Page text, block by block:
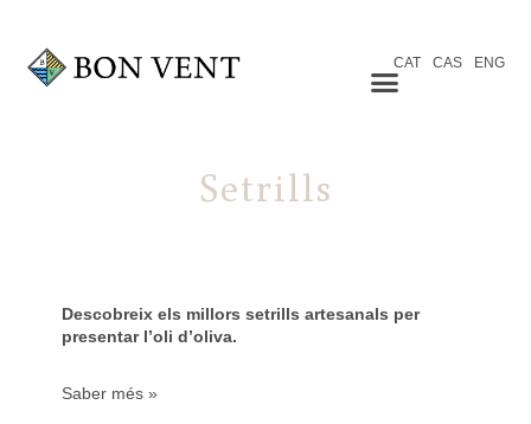
CAT CAS ENG
Setrills
Descobreix els millors setrills artesanals per
presentar l’oli d’oliva.
Saber més »